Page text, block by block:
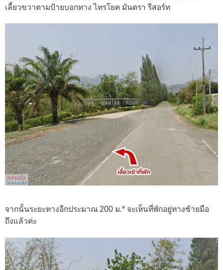
เลี้ยวขวาตามป้ายบอกทาง ไทรโยค มันตรา รีสอร์ท
จากนั้นระยะทางอีกประมาณ 200 ม.* จะเห็นที่พักอยู่ทางซ้ายมือ
ถึงแล้วค่ะ